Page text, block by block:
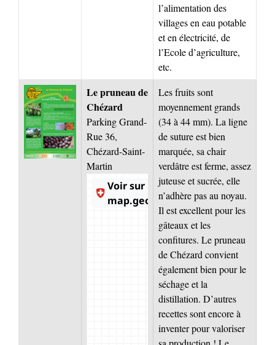
l’alimentation des
villages en eau potable
et en électricité, de
l’Ecole d’agriculture,
etc.
Le pruneau de
Chézard
Parking Grand-
Rue 36,
Chézard-Saint-
Martin
Les fruits sont
moyennement grands
(34 à 44 mm). La ligne
de suture est bien
marquée, sa chair
verdâtre est ferme, assez
juteuse et sucrée, elle
n’adhère pas au noyau.
Il est excellent pour les
gâteaux et les
confitures. Le pruneau
de Chézard convient
également bien pour le
séchage et la
distillation. D’autres
recettes sont encore à
inventer pour valoriser